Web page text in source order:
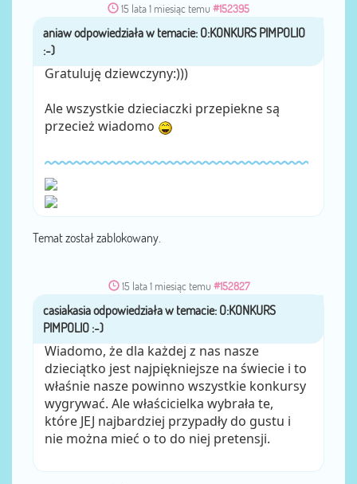
15 lata 1 miesiąc temu #152395
przezaniaw
Gratuluję dziewczyny:)))
Ale wszystkie dzieciaczki przepiekne są
przecież wiadomo
Temat został zablokowany.
15 lata 1 miesiąc temu #152827
przezcasiakasia
Wiadomo, że dla każdej z nas nasze
dzieciątko jest najpiękniejsze na świecie i to
właśnie nasze powinno wszystkie konkursy
wygrywać. Ale właścicielka wybrała te,
które JEJ najbardziej przypadły do gustu i
nie można mieć o to do niej pretensji.